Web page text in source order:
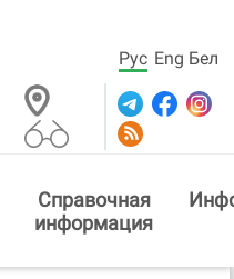
Рус Eng Бел
Справочная
информация